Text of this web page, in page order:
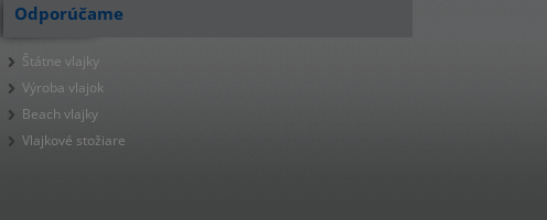
Odporúčame
Štátne vlajky
Výroba vlajok
Beach vlajky
Vlajkové stožiare